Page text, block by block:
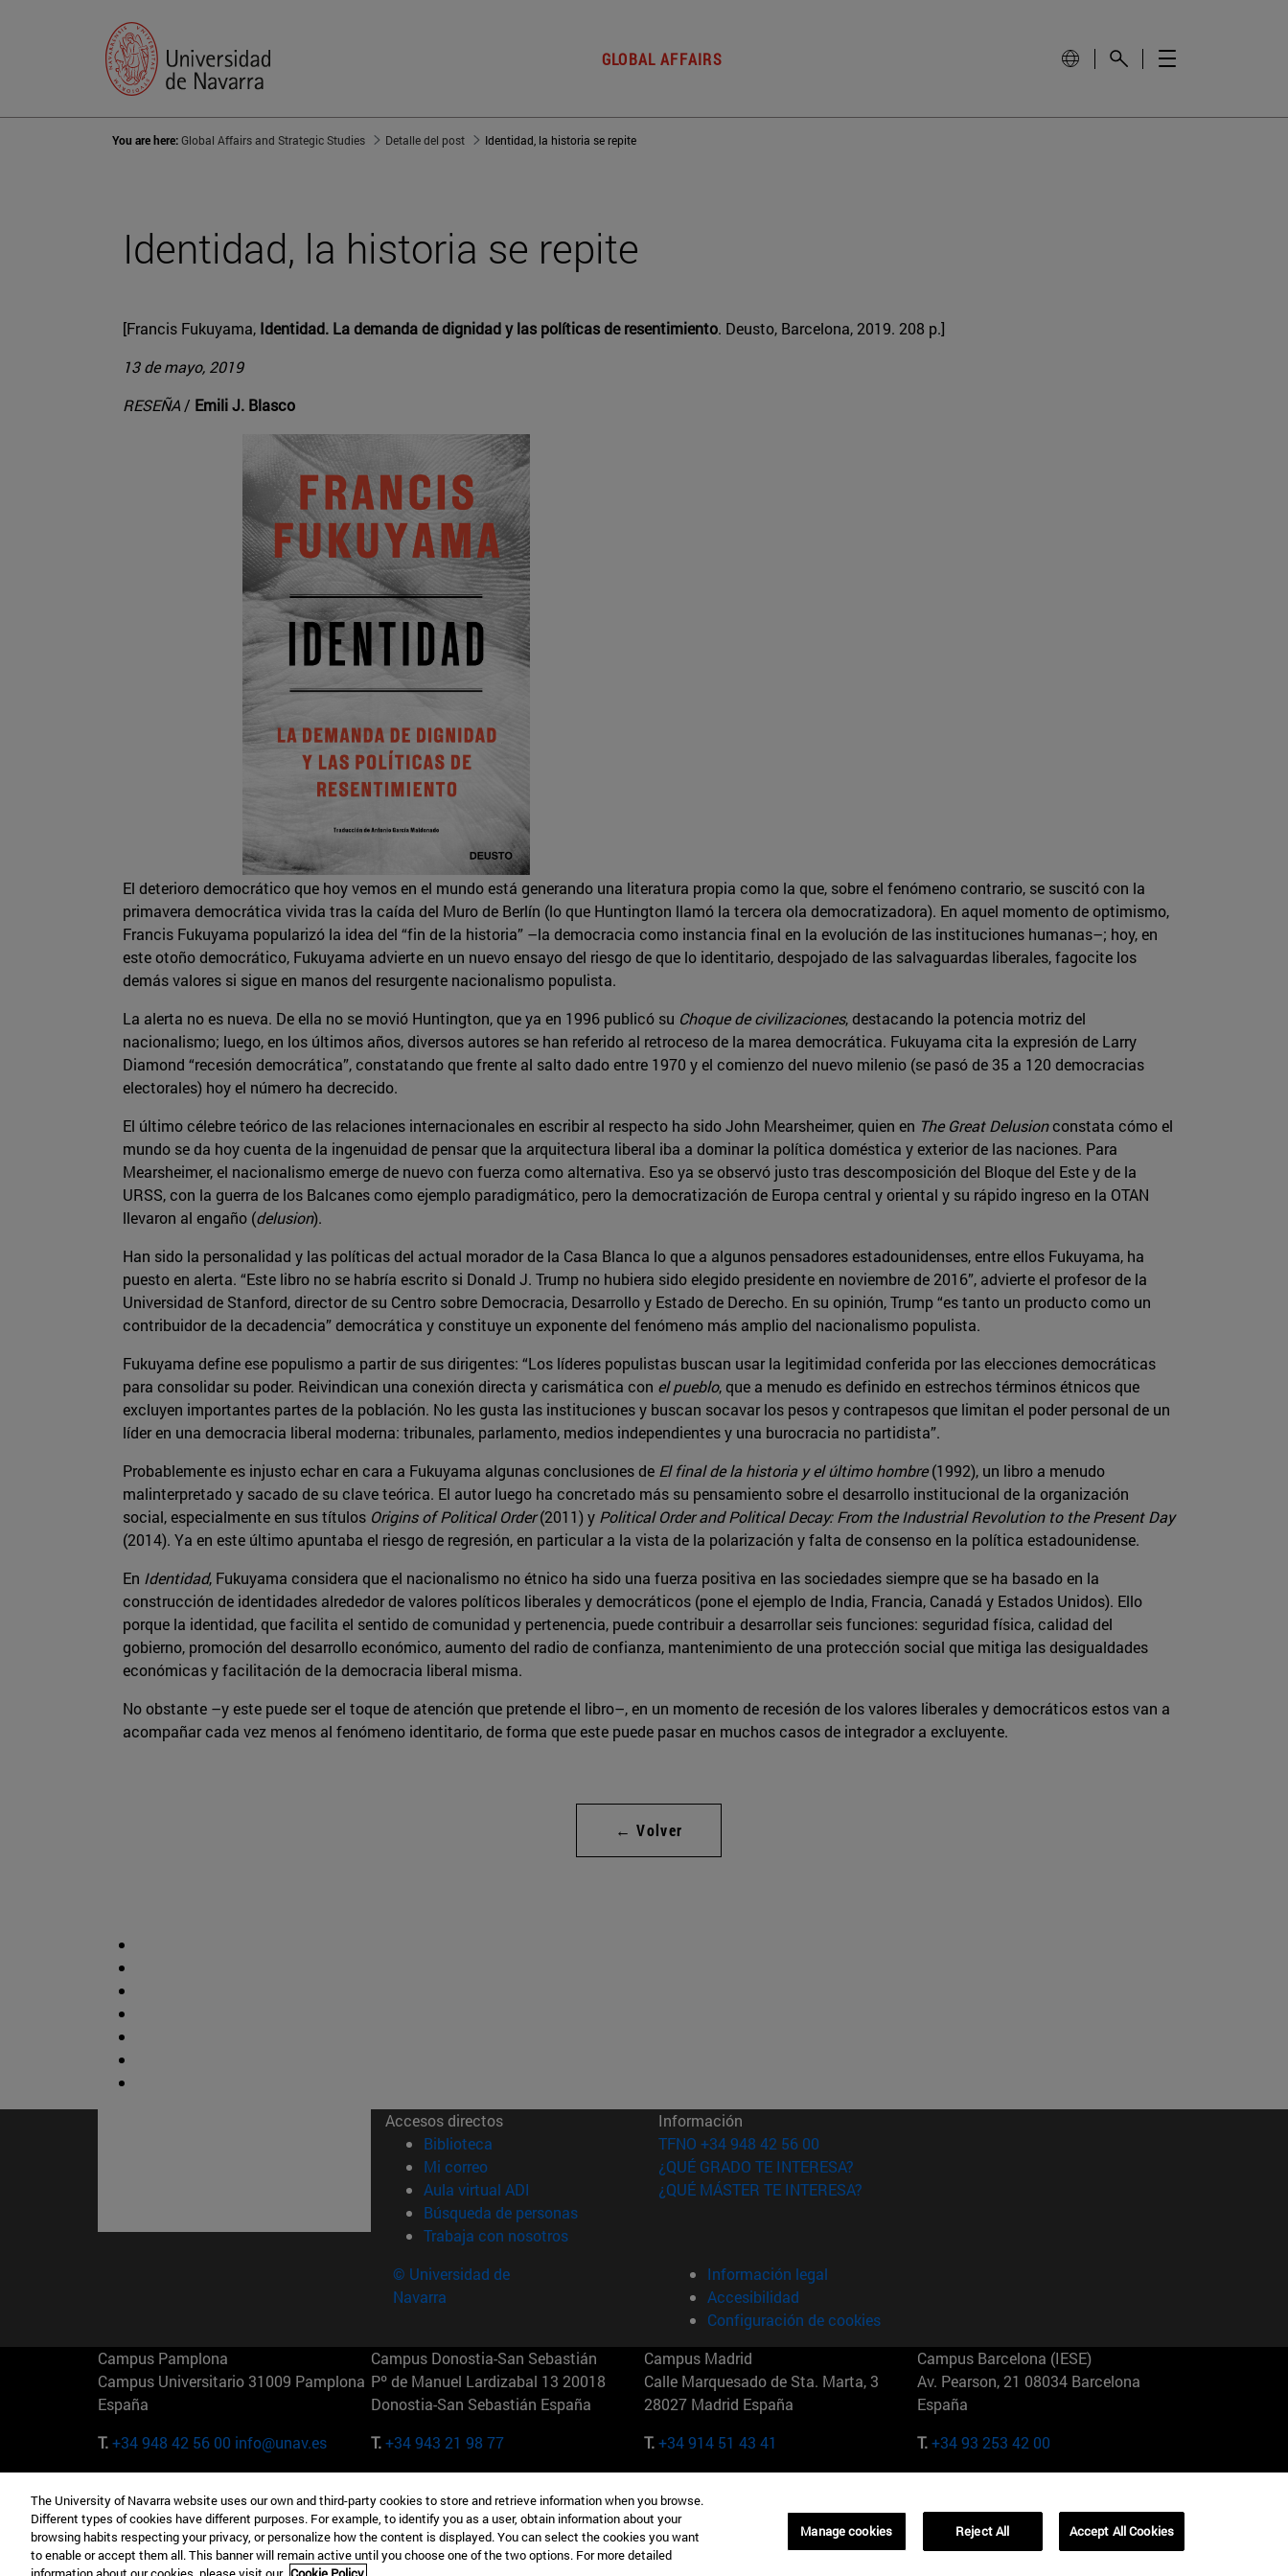
GLOBAL AFFAIRS
You are here:Global Affairs and Strategic Studies Detalle del post Identidad, la historia se repite
Identidad, la historia se repite
[Francis Fukuyama, Identidad. La demanda de dignidad y las políticas de resentimiento. Deusto, Barcelona, 2019. 208 p.]
13 de mayo, 2019
RESEÑA / Emili J. Blasco
El deterioro democrático que hoy vemos en el mundo está generando una literatura propia como la que, sobre el fenómeno contrario, se suscitó con la
primavera democrática vivida tras la caída del Muro de Berlín (lo que Huntington llamó la tercera ola democratizadora). En aquel momento de optimismo,
Francis Fukuyama popularizó la idea del “fin de la historia” –la democracia como instancia final en la evolución de las instituciones humanas–; hoy, en
este otoño democrático, Fukuyama advierte en un nuevo ensayo del riesgo de que lo identitario, despojado de las salvaguardas liberales, fagocite los
demás valores si sigue en manos del resurgente nacionalismo populista.
La alerta no es nueva. De ella no se movió Huntington, que ya en 1996 publicó su Choque de civilizaciones, destacando la potencia motriz del
nacionalismo; luego, en los últimos años, diversos autores se han referido al retroceso de la marea democrática. Fukuyama cita la expresión de Larry
Diamond “recesión democrática”, constatando que frente al salto dado entre 1970 y el comienzo del nuevo milenio (se pasó de 35 a 120 democracias
electorales) hoy el número ha decrecido.
El último célebre teórico de las relaciones internacionales en escribir al respecto ha sido John Mearsheimer, quien en The Great Delusionconstata cómo el
mundo se da hoy cuenta de la ingenuidad de pensar que la arquitectura liberal iba a dominar la política doméstica y exterior de las naciones. Para
Mearsheimer, el nacionalismo emerge de nuevo con fuerza como alternativa. Eso ya se observó justo tras descomposición del Bloque del Este y de la
URSS, con la guerra de los Balcanes como ejemplo paradigmático, pero la democratización de Europa central y oriental y su rápido ingreso en la OTAN
llevaron al engaño (delusion).
Han sido la personalidad y las políticas del actual morador de la Casa Blanca lo que a algunos pensadores estadounidenses, entre ellos Fukuyama, ha
puesto en alerta. “Este libro no se habría escrito si Donald J. Trump no hubiera sido elegido presidente en noviembre de 2016”, advierte el profesor de la
Universidad de Stanford, director de su Centro sobre Democracia, Desarrollo y Estado de Derecho. En su opinión, Trump “es tanto un producto como un
contribuidor de la decadencia” democrática y constituye un exponente del fenómeno más amplio del nacionalismo populista.
Fukuyama define ese populismo a partir de sus dirigentes: “Los líderes populistas buscan usar la legitimidad conferida por las elecciones democráticas
para consolidar su poder. Reivindican una conexión directa y carismática con el pueblo, que a menudo es definido en estrechos términos étnicos que
excluyen importantes partes de la población. No les gusta las instituciones y buscan socavar los pesos y contrapesos que limitan el poder personal de un
líder en una democracia liberal moderna: tribunales, parlamento, medios independientes y una burocracia no partidista”.
Probablemente es injusto echar en cara a Fukuyama algunas conclusiones de El final de la historia y el último hombre(1992), un libro a menudo
malinterpretado y sacado de su clave teórica. El autor luego ha concretado más su pensamiento sobre el desarrollo institucional de la organización
social, especialmente en sus títulos Origins of Political Order(2011) y Political Order and Political Decay: From the Industrial Revolution to the Present Day
(2014). Ya en este último apuntaba el riesgo de regresión, en particular a la vista de la polarización y falta de consenso en la política estadounidense.
En Identidad, Fukuyama considera que el nacionalismo no étnico ha sido una fuerza positiva en las sociedades siempre que se ha basado en la
construcción de identidades alrededor de valores políticos liberales y democráticos (pone el ejemplo de India, Francia, Canadá y Estados Unidos). Ello
porque la identidad, que facilita el sentido de comunidad y pertenencia, puede contribuir a desarrollar seis funciones: seguridad física, calidad del
gobierno, promoción del desarrollo económico, aumento del radio de confianza, mantenimiento de una protección social que mitiga las desigualdades
económicas y facilitación de la democracia liberal misma.
No obstante –y este puede ser el toque de atención que pretende el libro–, en un momento de recesión de los valores liberales y democráticos estos van a
acompañar cada vez menos al fenómeno identitario, de forma que este puede pasar en muchos casos de integrador a excluyente.
← Volver
Accesos directos
Biblioteca (abre en nueva ventana)
Mi correo(abre en nueva ventana)
Aula virtual ADI (abre en nueva ventana)
Búsqueda de personas(abre en nueva ventana)
Trabaja con nosotros(abre en nueva ventana)
Información
TFNO +34 948 42 56 00
¿QUÉ GRADO TE INTERESA?
¿QUÉ MÁSTER TE INTERESA?
© Universidad de
Navarra
Información legal
Accesibilidad
Configuración de cookies
Campus Pamplona
Campus Universitario 31009 Pamplona
España
T.+34 948 42 56 00 info@unav.es
Campus Donostia-San Sebastián
Pº de Manuel Lardizabal 13 20018
Donostia-San Sebastián España
T.+34 943 21 98 77
Campus Madrid
Calle Marquesado de Sta. Marta, 3
28027 Madrid España
T.+34 914 51 43 41
Campus Barcelona (IESE)
Av. Pearson, 21 08034 Barcelona
España
T.+34 93 253 42 00
Camino del Cerro Águila 3 28023
Madrid España
T.+34 912 11 30 00
165 W 57th St 10019-2201 Nueva York
EE.UU
T.+1 646 346 8850
Maria-Theresia-Straße 15 81675
Múnich Alemania
T.+49 89 24209790
01321001 Bela Vista Brasil
The University of Navarra website uses our own and third-party cookies to store and retrieve information when you browse.
Different types of cookies have different purposes. For example, to identify you as a user, obtain information about your
browsing habits respecting your privacy, or personalize how the content is displayed. You can select the cookies you want
to enable or accept them all. This banner will remain active until you choose one of the two options. For more detailed
Manage cookies Reject All Accept All Cookies